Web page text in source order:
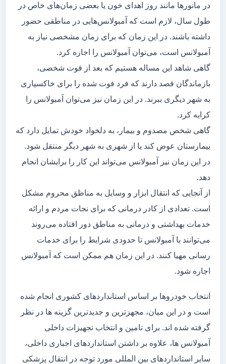
در مانور‌ها مانند روز اهدای خون یا بعضی زمان‌های خاص در
طول سال، لازم است که آمبولانس‌هایی در مناطقی حضور
داشته باشند. در این زمان که برای زمان مشخصی نیاز به
آمبولانس است، می‌توان آمبولانس را اجاره کرد.
گاهی شاهد این مساله هستیم که بعد از فوت شخصی،
بازماندگان قصد دارند که فرد فوت شده را برای خاکسپاری
به شهر دیگری ببرند. در این زمان نیز می‌توان آمبولانس را
کرایه کرد.
گاهی شخص مصدوم و بیمار، به دلخواد خودش تمایل دارد که
بیمارستان عوض کند یا از شهری به شهر دیگر منتقل شود.
در این زمان نیز آمبولانس می‌تواند این کار را برایشان انجام
دهد.
از آنجایی که انتقال ابزار و وسایل به مناظق محروم مشکل
است. تعدادی از کادر درمانی که برای نجات مردم و ارائه
خدمات بهداشتی و درمانی به مناطق دور افتاده می‌روند
می‌توانند با آمبولانس تا حدودی شرایط را برای خدمات
رسانی مهیا کنند. در این زمان هم ممکن است که آمبولانس
اجاره شود.
انتخاب خودروها بر اساس استانداردهای کشوری انجام شده
است و در این میان، مجهزترین و جدیدترین گزینه ها در نظر
گرفته شده اند. برای تامین و انتخاب تجهیزات داخلی
آمبولانس ها، علاوه بر داشتن استانداردهای اجباری داخلی،
سایر استانداردهای بین المللی مورد توجه در انتقال پزشکی